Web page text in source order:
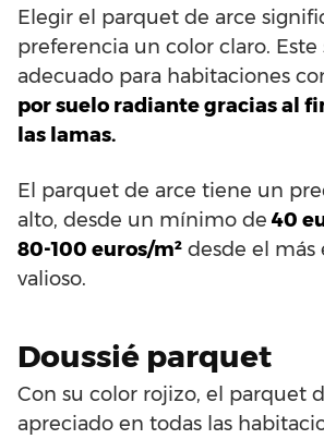
Elegir el parquet de arce
preferencia un color claro. Este
adecuado para habitaciones
por suelo radiante gracias al
las lamas.
El parquet de arce tiene un
alto, desde un mínimo de 40
80-100 euros/m² desde el más
valioso.
Doussié parquet
Con su color rojizo, el parquet
apreciado en todas las